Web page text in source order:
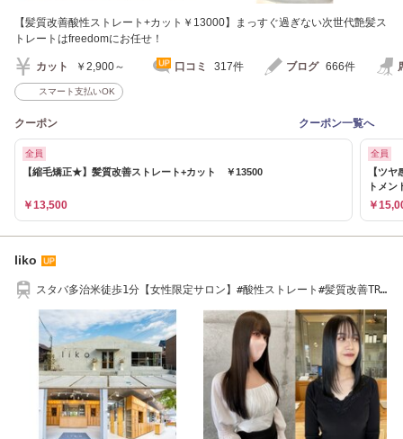
【髪質改善酸性ストレート+カット￥13000】まっすぐ過ぎない次世代艶髪ス
トレートはfreedomにお任せ！
カット ￥2,900～ 口コミ 317件 ブログ 666件
スマート支払いOK
クーポン クーポン一覧へ
全員
【縮毛矯正★】髪質改善ストレート+カット ￥13500
￥13,500
全員
【ツ
トメン
￥
liko
スタバ多治米徒歩1分【女性限定サロン】#酸性ストレート#髪質改善TR#